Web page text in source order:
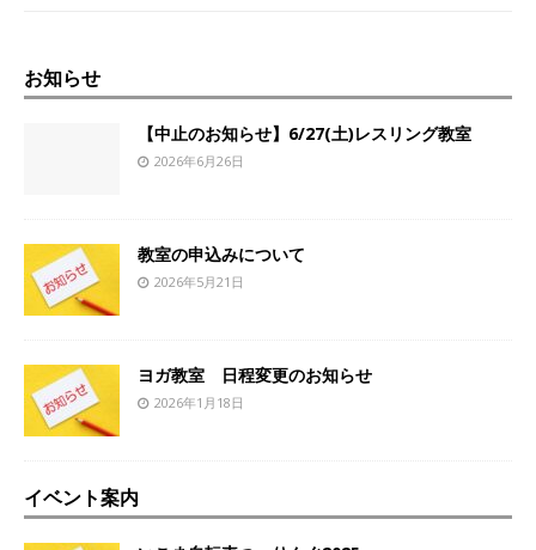
お知らせ
【中止のお知らせ】6/27(土)レスリング教室
2026年6月26日
教室の申込みについて
2026年5月21日
ヨガ教室 日程変更のお知らせ
2026年1月18日
イベント案内